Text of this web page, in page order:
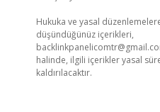
Hukuka ve yasal
düşündüğünüz içerikleri,
halinde, ilgili içerikler yasal
kaldırılacaktır.